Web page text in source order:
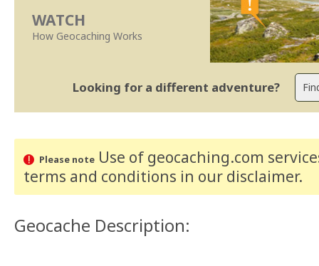
WATCH
How Geocaching Works
Looking for a different adventure?
Please noteUse of geocaching.com
terms and conditions in our disclaimer.
Geocache Description: